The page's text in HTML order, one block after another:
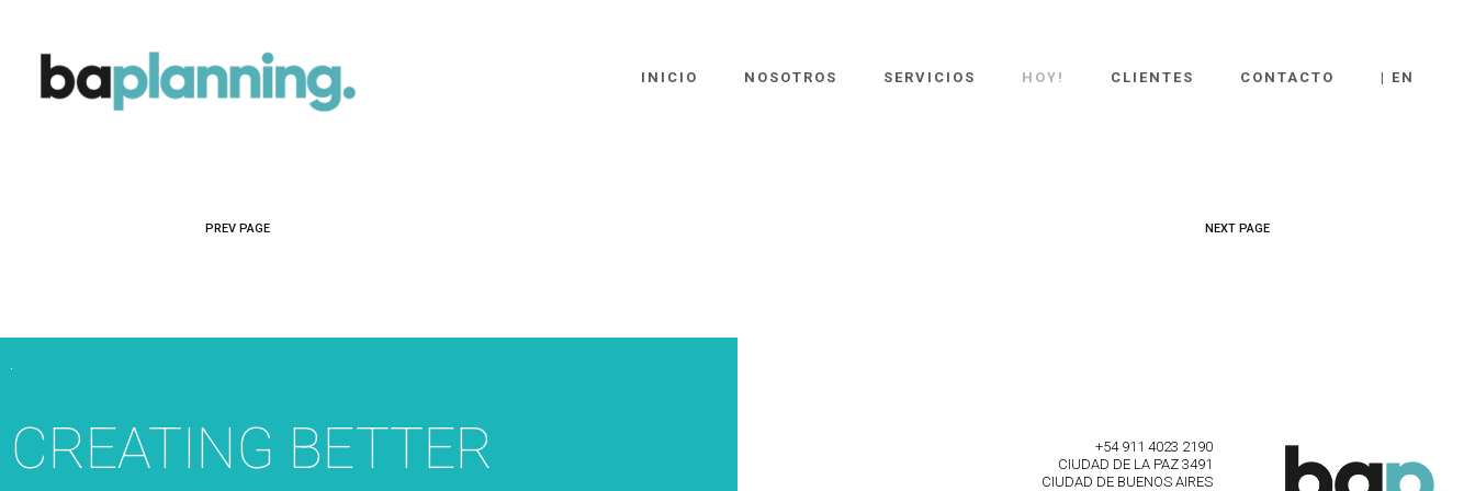
INICIO NOSOTROS SERVICIOS HOY! CLIENTES CONTACTO | EN
PREV PAGE NEXT PAGE
CREATING BETTER
+54 911 4023 2190
CIUDAD DE LA PAZ 3491
CIUDAD DE BUENOS AIRES